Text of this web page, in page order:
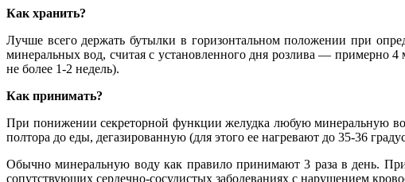
Как хранить?
Лучше всего держать бутылки в горизонтальном положении при
минеральных вод, считая с установленного дня розлива — примерно 4
не более 1-2 недель).
Как принимать?
При понижении секреторной функции желудка любую минеральную
полтора до еды, дегазированную (для этого ее нагревают до 35-36
Обычно минеральную воду как правило принимают 3 раза в день.
сопутствующих сердечно-сосудистых заболеваниях с нарушением